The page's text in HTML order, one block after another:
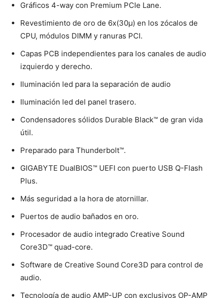
Gráficos 4-way con Premium PCIe Lane.
Revestimiento de oro de 6x(30µ) en los zócalos de
CPU, módulos DIMM y ranuras PCI.
Capas PCB independientes para los canales de audio
izquierdo y derecho.
Iluminación led para la separación de audio
Iluminación led del panel trasero.
Condensadores sólidos Durable Black™ de gran vida
útil.
Preparado para Thunderbolt™.
GIGABYTE DualBIOS™ UEFI con puerto USB Q-Flash
Plus.
Más seguridad a la hora de atornillar.
Puertos de audio bañados en oro.
Procesador de audio integrado Creative Sound
Core3D™ quad-core.
Software de Creative Sound Core3D para control de
audio.
Tecnología de audio AMP-UP con exclusivos OP-AMP